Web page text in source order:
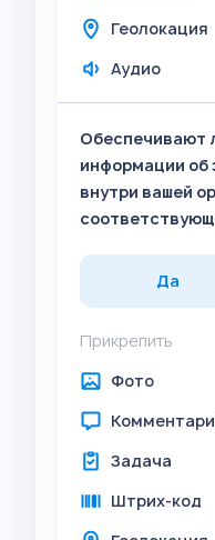
Геолокация
Аудио
Обеспечивают
информации об
внутри вашей
Да
Прикрепить
Фото
Задача
Штрих-код